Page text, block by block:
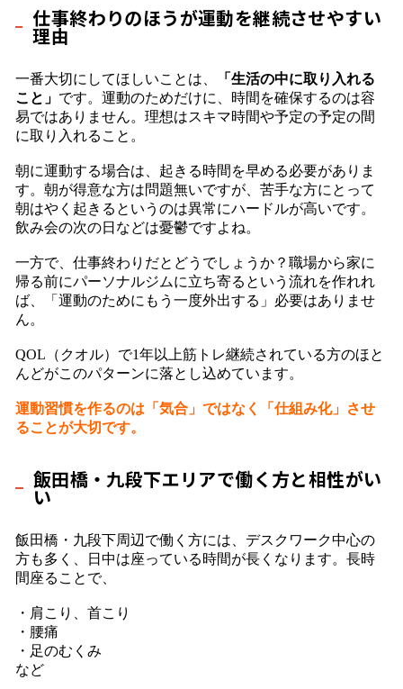
仕事終わりのほうが運動を継続させやすい
理由
一番大切にしてほしいことは、
「生活の中に取り入れる
こと」 です。運動のためだけに、時間を確保するのは容
易ではありません。理想はスキマ時間や予定の予定の間
に取り入れること。
朝に運動する場合は、起きる時間を早める必要がありま
す。朝が得意な方は問題無いですが、苦手な方にとって
朝はやく起きるというのは異常にハードルが高いです。
飲み会の次の日などは憂鬱ですよね。
一方で、仕事終わりだとどうでしょうか？職場から家に
帰る前にパーソナルジムに立ち寄るという流れを作れれ
ば、「運動のためにもう一度外出する」必要はありませ
ん。
QOL（クオル）で1年以上筋トレ継続されている方のほと
んどがこのパターンに落とし込めています。
運動習慣を作るのは「気合」ではなく「仕組み化」させ
ることが大切です。
飯田橋・九段下エリアで働く方と相性がい
い
飯田橋・九段下周辺で働く方には、デスクワーク中心の
方も多く、日中は座っている時間が長くなります。長時
間座ることで、
・肩こり、首こり
・腰痛
・足のむくみ
など